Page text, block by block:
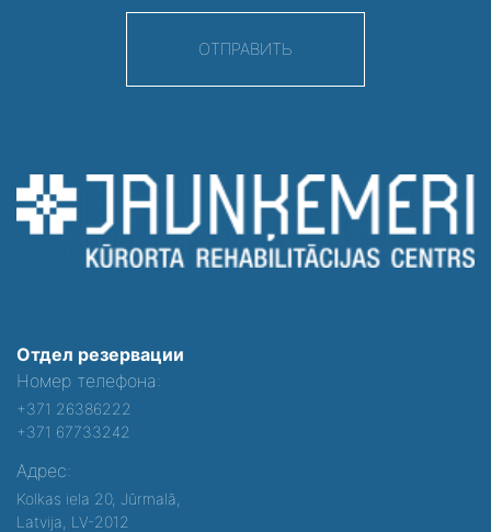
ОТПРАВИТЬ
Отдел резервации
Номер телефона:
+371 26386222
+371 67733242
Адрес:
Kolkas iela 20, Jūrmalā,
Latvija, LV-2012